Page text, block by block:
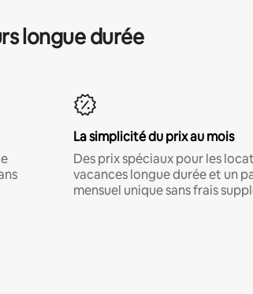
longue durée
La simplicité du prix au mois
Des prix spéciaux pour les
vacances longue durée et un
mensuel unique sans frais